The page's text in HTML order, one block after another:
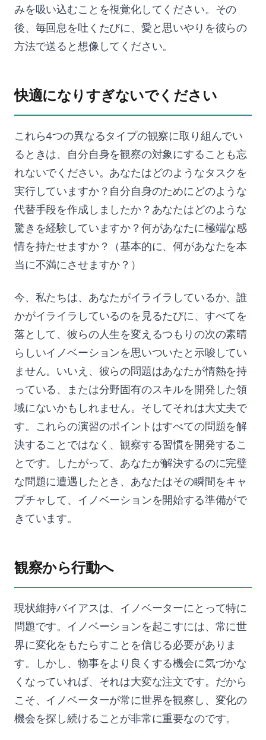
みを吸い込むことを視覚化してください。その
後、毎回息を吐くたびに、愛と思いやりを彼らの
方法で送ると想像してください。
快適になりすぎないでください
これら4つの異なるタイプの観察に取り組んでい
るときは、自分自身を観察の対象にすることも忘
れないでください。あなたはどのようなタスクを
実行していますか？自分自身のためにどのような
代替手段を作成しましたか？あなたはどのような
驚きを経験していますか？何があなたに極端な感
情を持たせますか？（基本的に、何があなたを本
当に不満にさせますか？）
今、私たちは、あなたがイライラしているか、誰
かがイライラしているのを見るたびに、すべてを
落として、彼らの人生を変えるつもりの次の素晴
らしいイノベーションを思いついたと示唆してい
ません。いいえ、彼らの問題はあなたが情熱を持
っている、または分野固有のスキルを開発した領
域にないかもしれません。そしてそれは大丈夫で
す。これらの演習のポイントはすべての問題を解
決することではなく、観察する習慣を開発するこ
とです。したがって、あなたが解決するのに完璧
な問題に遭遇したとき、あなたはその瞬間をキャ
プチャして、イノベーションを開始する準備がで
きています。
観察から行動へ
現状維持バイアスは、イノベーターにとって特に
問題です。イノベーションを起こすには、常に世
界に変化をもたらすことを信じる必要がありま
す。しかし、物事をより良くする機会に気づかな
くなっていれば、それは大変な注文です。だから
こそ、イノベーターが常に世界を観察し、変化の
機会を探し続けることが非常に重要なのです。